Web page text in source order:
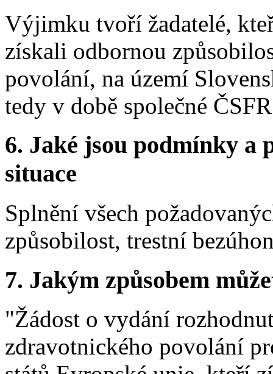
Výjimku tvoří žadatelé,
získali odbornou
povolání, na území
tedy v době společné
6. Jaké jsou podmínky a
situace
Splnění všech
způsobilost, trestní
7. Jakým způsobem
"Žádost o vydání
zdravotnického povolání